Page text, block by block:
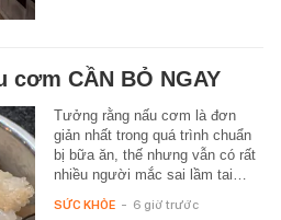
cơm CẦN BỎ NGAY
Tưởng rằng nấu cơm là đơn
giản nhất trong quá trình chuẩn
bị bữa ăn, thế nhưng vẫn có rất
nhiều người mắc sai lầm tai…
SỨC KHỎE - 6 giờ trước